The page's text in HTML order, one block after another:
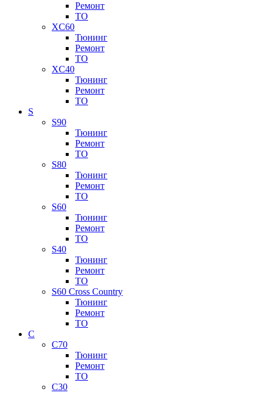
Ремонт
ТО
XC60
Тюнинг
Ремонт
ТО
XC40
Тюнинг
Ремонт
ТО
S
S90
Тюнинг
Ремонт
ТО
S80
Тюнинг
Ремонт
ТО
S60
Тюнинг
Ремонт
ТО
S40
Тюнинг
Ремонт
ТО
S60 Cross Country
Тюнинг
Ремонт
ТО
C
C70
Тюнинг
Ремонт
ТО
C30